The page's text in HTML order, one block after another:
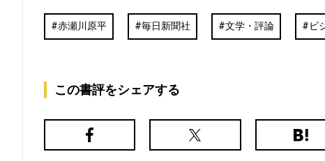
赤瀬川原平 毎日新聞社 文学・評論 ビ
この書評をシェアする
Facebook
X（旧
は